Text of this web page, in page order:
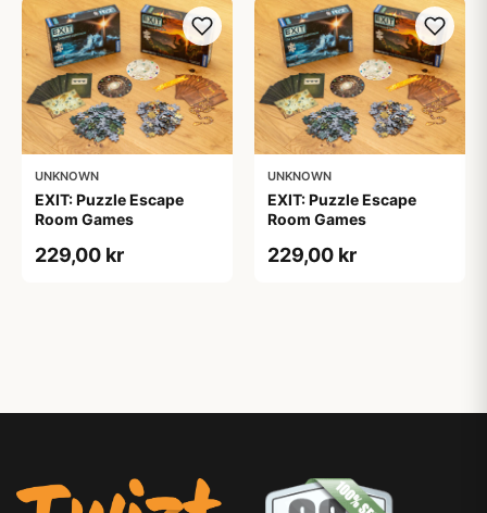
UNKNOWN
EXIT: Puzzle Escape
Room Games
229,00 kr
UNKNOWN
EXIT: Puzzle Escape
Room Games
229,00 kr